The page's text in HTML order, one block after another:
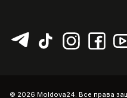
© 2026 Moldova24. Все права